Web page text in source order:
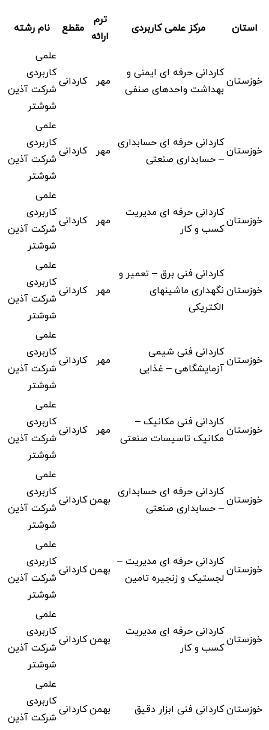
استان مرکز علمی کاربردی
ترم
ارائه مقطع نام رشته
خوزستانکاردانی حرفه ای ایمنی و
بهداشت واحدهای صنفی
مهر کاردانی
علمی
کاربردی
شرکت آذین
شوشتر
خوزستانکاردانی حرفه ای حسابداری
– حسابداری صنعتی
مهر کاردانی
علمی
کاربردی
شرکت آذین
شوشتر
خوزستانکاردانی حرفه ای مدیریت
کسب و کار
مهر کاردانی
علمی
کاربردی
شرکت آذین
شوشتر
خوزستان
کاردانی فنی برق – تعمیر و
نگهداری ماشینهای
الکتریکی
مهر کاردانی
علمی
کاربردی
شرکت آذین
شوشتر
خوزستانکاردانی فنی شیمی
آزمایشگاهی – غذایی
مهر کاردانی
علمی
کاربردی
شرکت آذین
شوشتر
خوزستانکاردانی فنی مکانیک –
مکانیک تاسیسات صنعتی
مهر کاردانی
علمی
کاربردی
شرکت آذین
شوشتر
خوزستانکاردانی حرفه ای حسابداری
– حسابداری صنعتی
بهمنکاردانی
علمی
کاربردی
شرکت آذین
شوشتر
خوزستانکاردانی حرفه ای مدیریت –
لجستیک و زنجیره تامین
بهمنکاردانی
علمی
کاربردی
شرکت آذین
شوشتر
خوزستانکاردانی حرفه ای مدیریت
کسب و کار
بهمنکاردانی
علمی
کاربردی
شرکت آذین
شوشتر
خوزستانکاردانی فنی ابزار دقیق بهمنکاردانی
علمی
کاربردی
شرکت آذین